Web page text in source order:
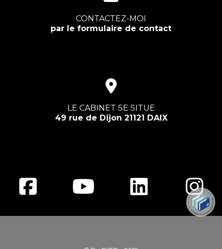
CONTACTEZ-MOI
par le formulaire de contact
LE CABINET SE SITUE
49 rue de Dijon 21121 DAIX